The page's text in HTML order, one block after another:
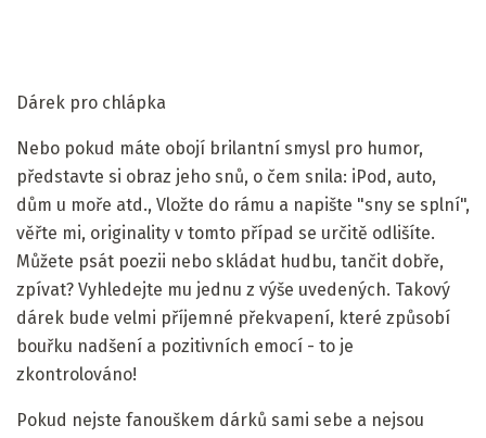
Dárek pro chlápka
Nebo pokud máte obojí brilantní smysl pro humor,
představte si obraz jeho snů, o čem snila: iPod, auto,
dům u moře atd., Vložte do rámu a napište "sny se splní",
věřte mi, originality v tomto případ se určitě odlišíte.
Můžete psát poezii nebo skládat hudbu, tančit dobře,
zpívat? Vyhledejte mu jednu z výše uvedených. Takový
dárek bude velmi příjemné překvapení, které způsobí
bouřku nadšení a pozitivních emocí - to je
zkontrolováno!
Pokud nejste fanouškem dárků sami sebe a nejsou